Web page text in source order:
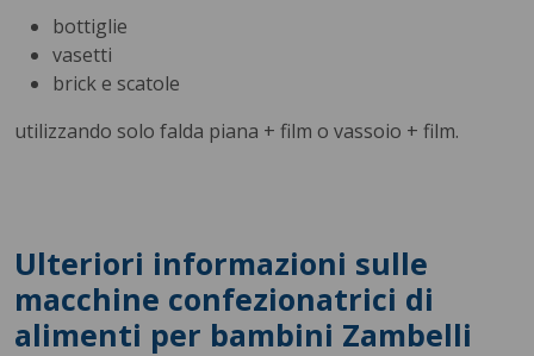
bottiglie
vasetti
brick e scatole
utilizzando solo falda piana + film o vassoio + film.
Ulteriori informazioni sulle
macchine confezionatrici di
alimenti per bambini Zambelli